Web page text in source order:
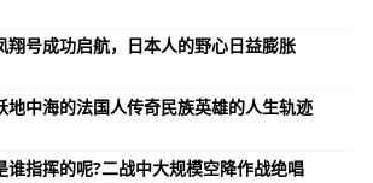
翔号成功启航，日本人的野心日益膨胀
地中海的法国人传奇民族英雄的人生轨迹
谁指挥的呢?二战中大规模空降作战绝唱